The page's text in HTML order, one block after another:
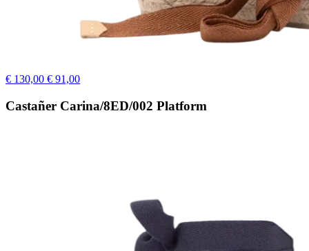
€ 130,00 € 91,00
Castañer Carina/8ED/002 Platform